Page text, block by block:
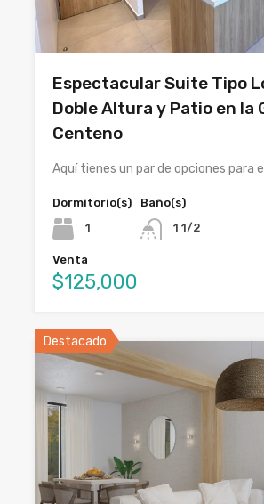
Espectacular Suite Tipo
Doble Altura y Patio en la
Centeno
Aquí tienes un par de opciones para
Dormitorio(s)
1
Baño(s)
1 1/2
Venta
$125,000
Destacado